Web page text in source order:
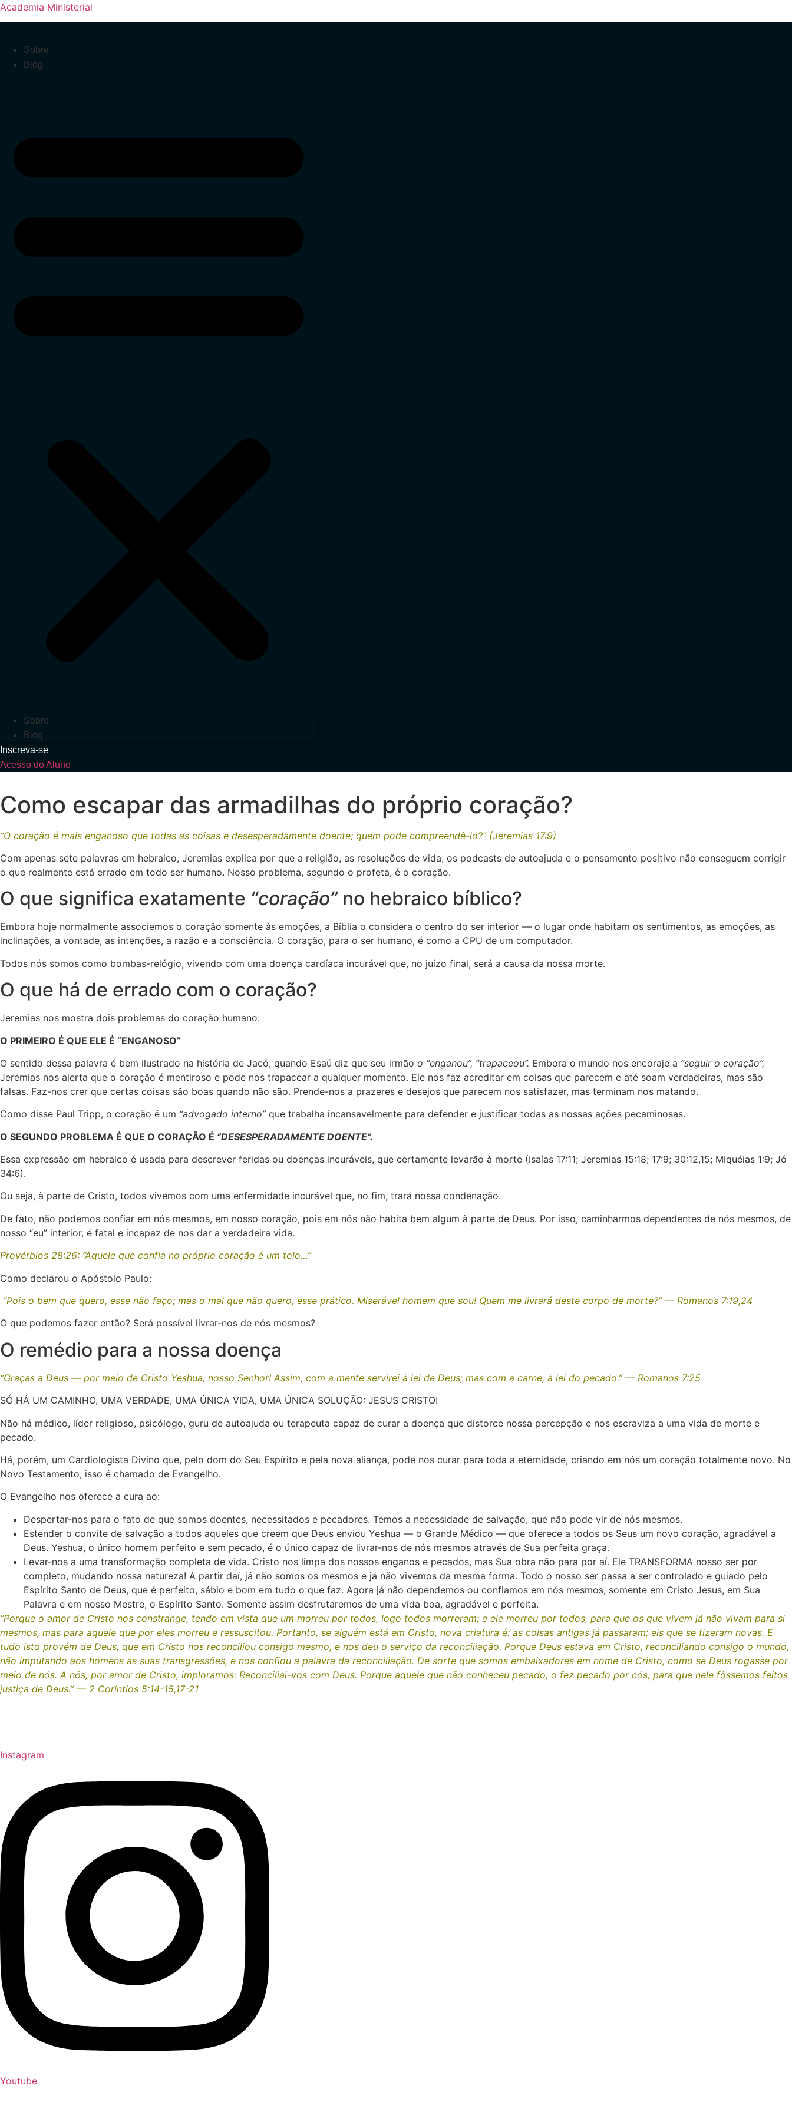
Academia Ministerial
Sobre
Blog
Sobre
Blog
Inscreva-se
Acesso do Aluno
Como escapar das armadilhas do próprio coração?
“O coração é mais enganoso que todas as coisas e desesperadamente doente; quem pode compreendê-lo?” (Jeremias 17:9)
Com apenas sete palavras em hebraico, Jeremias explica por que a religião, as resoluções de vida, os podcasts de autoajuda e o pensamento positivo não conseguem corrigir
o que realmente está errado em todo ser humano. Nosso problema, segundo o profeta, é o coração.
O que significa exatamente “coração”no hebraico bíblico?
Embora hoje normalmente associemos o coração somente às emoções, a Bíblia o considera o centro do ser interior — o lugar onde habitam os sentimentos, as emoções, as
inclinações, a vontade, as intenções, a razão e a consciência. O coração, para o ser humano, é como a CPU de um computador.
Todos nós somos como bombas-relógio, vivendo com uma doença cardíaca incurável que, no juízo final, será a causa da nossa morte.
O que há de errado com o coração?
Jeremias nos mostra dois problemas do coração humano:
O PRIMEIRO É QUE ELE É “ENGANOSO”
O sentido dessa palavra é bem ilustrado na história de Jacó, quando Esaú diz que seu irmão o “enganou”, “trapaceou”. Embora o mundo nos encoraje a “seguir o coração”,
Jeremias nos alerta que o coração é mentiroso e pode nos trapacear a qualquer momento. Ele nos faz acreditar em coisas que parecem e até soam verdadeiras, mas são
falsas. Faz-nos crer que certas coisas são boas quando não são. Prende-nos a prazeres e desejos que parecem nos satisfazer, mas terminam nos matando.
Como disse Paul Tripp, o coração é um “advogado interno”que trabalha incansavelmente para defender e justificar todas as nossas ações pecaminosas.
O SEGUNDO PROBLEMA É QUE O CORAÇÃO É “DESESPERADAMENTE DOENTE”.
Essa expressão em hebraico é usada para descrever feridas ou doenças incuráveis, que certamente levarão à morte (Isaías 17:11; Jeremias 15:18; 17:9; 30:12,15; Miquéias 1:9; Jó
34:6).
Ou seja, à parte de Cristo, todos vivemos com uma enfermidade incurável que, no fim, trará nossa condenação.
De fato, não podemos confiar em nós mesmos, em nosso coração, pois em nós não habita bem algum à parte de Deus. Por isso, caminharmos dependentes de nós mesmos, de
nosso “eu” interior, é fatal e incapaz de nos dar a verdadeira vida.
Provérbios 28:26: “Aquele que confia no próprio coração é um tolo…”
Como declarou o Apóstolo Paulo:
“Pois o bem que quero, esse não faço; mas o mal que não quero, esse prático. Miserável homem que sou! Quem me livrará deste corpo de morte?” — Romanos 7:19,24
O que podemos fazer então? Será possível livrar-nos de nós mesmos?
O remédio para a nossa doença
“Graças a Deus — por meio de Cristo Yeshua, nosso Senhor! Assim, com a mente servirei à lei de Deus; mas com a carne, à lei do pecado.” — Romanos 7:25
SÓ HÁ UM CAMINHO, UMA VERDADE, UMA ÚNICA VIDA, UMA ÚNICA SOLUÇÃO: JESUS CRISTO!
Não há médico, líder religioso, psicólogo, guru de autoajuda ou terapeuta capaz de curar a doença que distorce nossa percepção e nos escraviza a uma vida de morte e
pecado.
Há, porém, um Cardiologista Divino que, pelo dom do Seu Espírito e pela nova aliança, pode nos curar para toda a eternidade, criando em nós um coração totalmente novo. No
Novo Testamento, isso é chamado de Evangelho.
O Evangelho nos oferece a cura ao:
Despertar-nos para o fato de que somos doentes, necessitados e pecadores. Temos a necessidade de salvação, que não pode vir de nós mesmos.
Estender o convite de salvação a todos aqueles que creem que Deus enviou Yeshua — o Grande Médico — que oferece a todos os Seus um novo coração, agradável a
Deus. Yeshua, o único homem perfeito e sem pecado, é o único capaz de livrar-nos de nós mesmos através de Sua perfeita graça.
Levar-nos a uma transformação completa de vida. Cristo nos limpa dos nossos enganos e pecados, mas Sua obra não para por aí. Ele TRANSFORMA nosso ser por
completo, mudando nossa natureza! A partir daí, já não somos os mesmos e já não vivemos da mesma forma. Todo o nosso ser passa a ser controlado e guiado pelo
Espírito Santo de Deus, que é perfeito, sábio e bom em tudo o que faz. Agora já não dependemos ou confiamos em nós mesmos, somente em Cristo Jesus, em Sua
Palavra e em nosso Mestre, o Espírito Santo. Somente assim desfrutaremos de uma vida boa, agradável e perfeita.
“Porque o amor de Cristo nos constrange, tendo em vista que um morreu por todos, logo todos morreram; e ele morreu por todos, para que os que vivem já não vivam para si
mesmos, mas para aquele que por eles morreu e ressuscitou. Portanto, se alguém está em Cristo, nova criatura é: as coisas antigas já passaram; eis que se fizeram novas. E
tudo isto provém de Deus, que em Cristo nos reconciliou consigo mesmo, e nos deu o serviço da reconciliação. Porque Deus estava em Cristo, reconciliando consigo o mundo,
não imputando aos homens as suas transgressões, e nos confiou a palavra da reconciliação. De sorte que somos embaixadores em nome de Cristo, como se Deus rogasse por
meio de nós. A nós, por amor de Cristo, imploramos: Reconciliai-vos com Deus. Porque aquele que não conheceu pecado, o fez pecado por nós; para que nele fôssemos feitos
justiça de Deus.” — 2 Coríntios 5:14-15,17-21
Instagram
Youtube